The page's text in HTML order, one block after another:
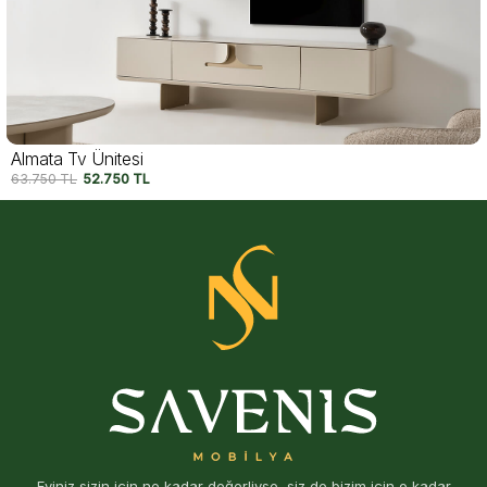
Almata Tv Ünitesi
63.750TL 52.750 TL